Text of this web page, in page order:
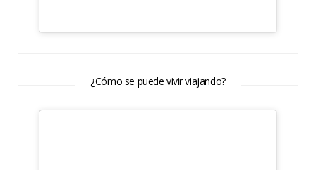
¿Cómo se puede vivir viajando?